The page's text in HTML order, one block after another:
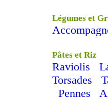
Légumes et
Pâtes et Riz
Raviolis
Torsades
Pennes